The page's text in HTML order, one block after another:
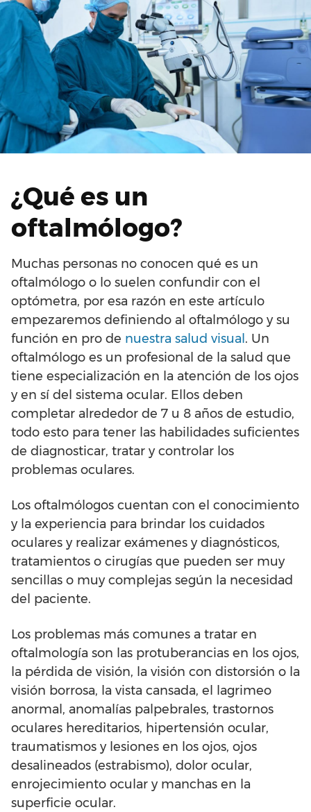
¿Qué es un
oftalmólogo?
Muchas personas no conocen qué es un
oftalmólogo o lo suelen confundir con el
optómetra, por esa razón en este artículo
empezaremos definiendo al oftalmólogo y su
función en pro de nuestra salud visual . Un
oftalmólogo es un profesional de la salud que
tiene especialización en la atención de los ojos
y en sí del sistema ocular. Ellos deben
completar alrededor de 7 u 8 años de estudio,
todo esto para tener las habilidades suficientes
de diagnosticar, tratar y controlar los
problemas oculares.
Los oftalmólogos cuentan con el conocimiento
y la experiencia para brindar los cuidados
oculares y realizar exámenes y diagnósticos,
tratamientos o cirugías que pueden ser muy
sencillas o muy complejas según la necesidad
del paciente.
Los problemas más comunes a tratar en
oftalmología son las protuberancias en los ojos,
la pérdida de visión, la visión con distorsión o la
visión borrosa, la vista cansada, el lagrimeo
anormal, anomalías palpebrales, trastornos
oculares hereditarios, hipertensión ocular,
traumatismos y lesiones en los ojos, ojos
desalineados (estrabismo), dolor ocular,
enrojecimiento ocular y manchas en la
superficie ocular.